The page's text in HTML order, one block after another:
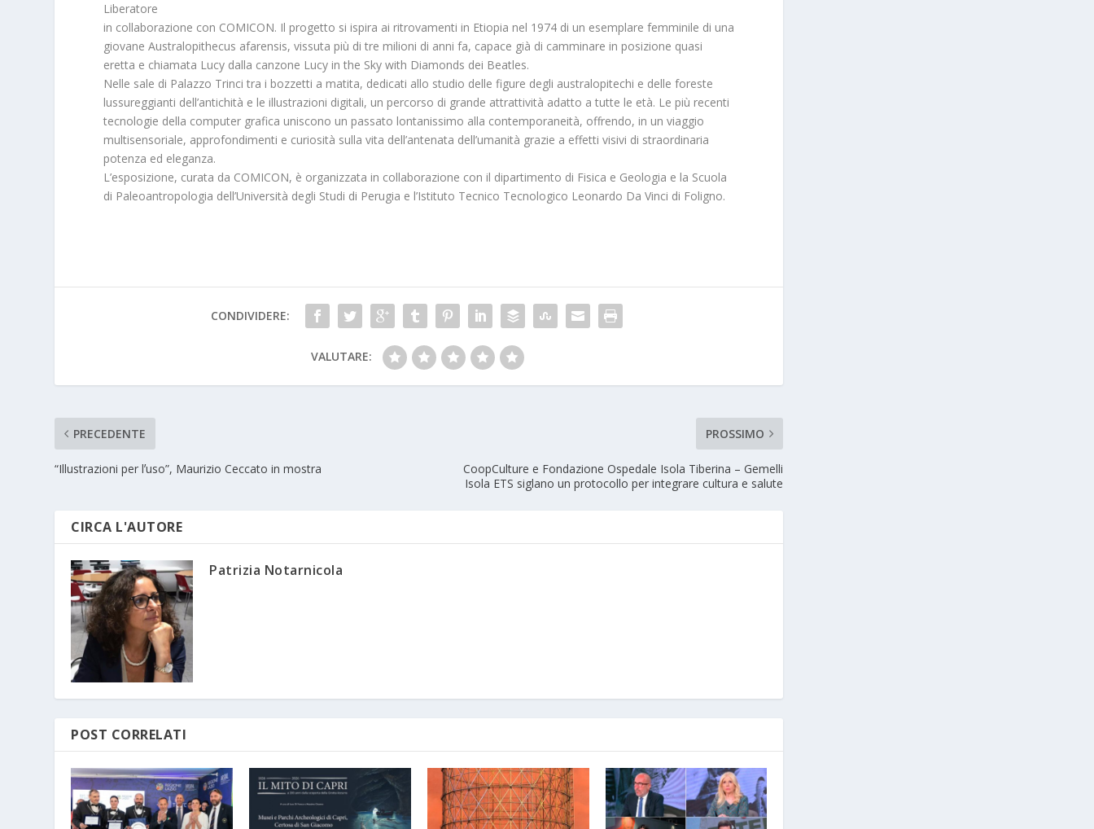
Liberatore
in collaborazione con COMICON. Il progetto si ispira ai ritrovamenti in Etiopia nel 1974 di un esemplare femminile di una
giovane Australopithecus afarensis, vissuta più di tre milioni di anni fa, capace già di camminare in posizione quasi
eretta e chiamata Lucy dalla canzone Lucy in the Sky with Diamonds dei Beatles.
Nelle sale di Palazzo Trinci tra i bozzetti a matita, dedicati allo studio delle figure degli australopitechi e delle foreste
lussureggianti dell’antichità e le illustrazioni digitali, un percorso di grande attrattività adatto a tutte le età. Le più recenti
tecnologie della computer grafica uniscono un passato lontanissimo alla contemporaneità, offrendo, in un viaggio
multisensoriale, approfondimenti e curiosità sulla vita dell’antenata dell’umanità grazie a effetti visivi di straordinaria
potenza ed eleganza.
L’esposizione, curata da COMICON, è organizzata in collaborazione con il dipartimento di Fisica e Geologia e la Scuola
di Paleoantropologia dell’Università degli Studi di Perugia e l’Istituto Tecnico Tecnologico Leonardo Da Vinci di Foligno.
CONDIVIDERE:
VALUTARE:
PRECEDENTE
“Illustrazioni per lʼuso”, Maurizio Ceccato in mostra
PROSSIMO
CoopCulture e Fondazione Ospedale Isola Tiberina – Gemelli
Isola ETS siglano un protocollo per integrare cultura e salute
CIRCA L'AUTORE
Patrizia Notarnicola
POST CORRELATI